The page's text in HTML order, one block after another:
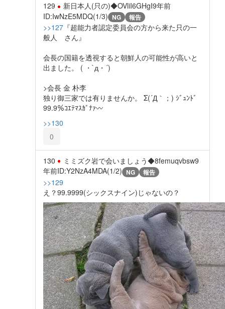
129 新日本人(只の)◆OVliI6GHgI9年前
ID:IwNzE5MDQ(1/3) NG 報告
>>127 『超能力者認定委員会の方から来た只の一
般人 さん』
会長の国籍を透視すると朝鮮人の可能性が高いと
出ました。 ( ・`д・´)
>会長 金 朴李
独り御三家では有りませんか。 Σ(´Д｀；) ｼﾞｭﾝﾄﾞ
99.9％ｺｴﾃﾏｽｶﾞﾅｧ〰
>>130
0
130 ミミズク岩で会いましょう◆8femuqvbsw9
年前ID:Y2NzA4MDA(1/2) NG 報告
>>129
え？99.9999(シックスナイン)じゃないの？